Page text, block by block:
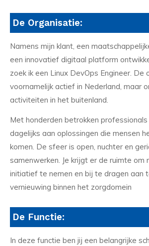
De Organisatie:
Namens mijn klant, een
een innovatief digitaal platform
zoek ik een Linux DevOps Engineer. De
voornamelijk actief in Nederland, maar
activiteiten in het buitenland.
Met honderden betrokken
dagelijks aan oplossingen die mensen
komen. De sfeer is open, nuchter en
samenwerken. Je krijgt er de ruimte om
initiatief te nemen en bij te dragen aan
vernieuwing binnen het zorgdomein
De Functie:
In deze functie ben jij een belangrijke